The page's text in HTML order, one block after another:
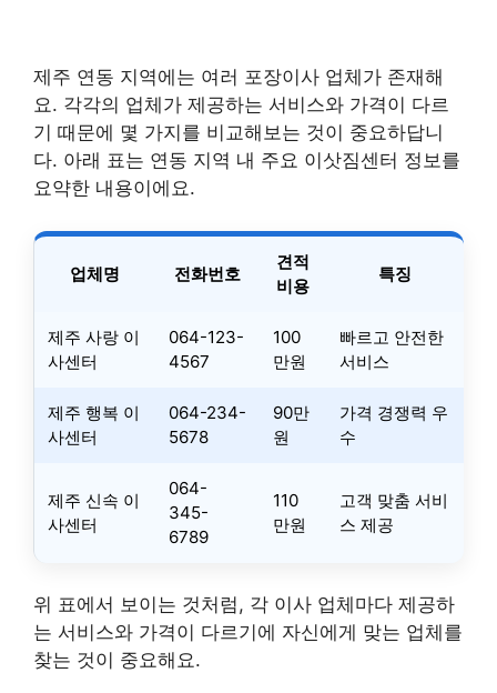
제주 연동 지역에는 여러 포장이사 업체가 존재해
요. 각각의 업체가 제공하는 서비스와 가격이 다르
기 때문에 몇 가지를 비교해보는 것이 중요하답니
다. 아래 표는 연동 지역 내 주요 이삿짐센터 정보를
요약한 내용이에요.
업체명 전화번호
견적
비용
특징
제주 사랑 이
사센터
064-123-
4567
100
만원
빠르고 안전한
서비스
제주 행복 이
사센터
064-234-
5678
90만
원
가격 경쟁력 우
수
제주 신속 이
사센터
064-
345-
6789
110
만원
고객 맞춤 서비
스 제공
위 표에서 보이는 것처럼, 각 이사 업체마다 제공하
는 서비스와 가격이 다르기에 자신에게 맞는 업체를
찾는 것이 중요해요.